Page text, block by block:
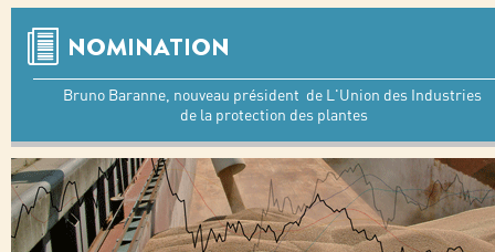
NOMINATION
Bruno Baranne, nouveau président de L'Union des Industries
de la protection des plantes